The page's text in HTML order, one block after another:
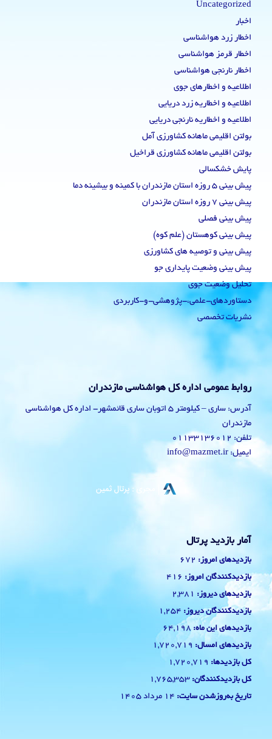
Uncategorized
اخبار
اخطار زرد هواشناسی
اخطار قرمز هواشناسی
اخطار نارنجی هواشناسی
اطلاعیه و اخطارهای جوی
اطلاعیه و اخطاریه زرد دریایی
اطلاعیه و اخطاریه نارنجی دریایی
بولتن اقلیمی ماهانه کشاورزی آمل
بولتن اقلیمی ماهانه کشاورزی قراخیل
پایش خشکسالی
پیش بینی 5 روزه استان مازندران با کمینه و بیشینه دما
پیش بینی 7 روزه استان مازندران
پیش بینی فصلی
پیش بینی کوهستان (علم کوه)
پیش بینی و توصیه های کشاورزی
پیش بینی وضعیت پایداری جو
تحلیل وضعیت جوی
دستاوردهای-علمی،-پژوهشی-و-کاربردی
نشریات تخصصی
روابط عمومی اداره کل هواشناسی مازندران
آدرس: ساری – کیلومتر 5 اتوبان ساری قائمشهر- اداره کل هواشناسی
مازندران
تلفن: 01133136012
ایمیل: info@mazmet.ir
آمار بازدید پرتال
بازدیدهای امروز: 672
بازدیدکنندگان امروز: 416
بازدیدهای دیروز: 2,381
بازدیدکنندگان دیروز: 1,254
بازدیدهای این ماه: 64,198
بازدیدهای امسال: 1,720,719
کل بازدیدها: 1,720,719
کل بازدیدکنند‌گان: 1,765,353
تاریخ به‌روزشدن سایت: 14 مرداد 1405